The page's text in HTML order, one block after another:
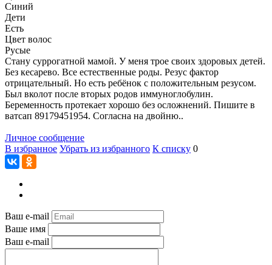
Синий
Дети
Есть
Цвет волос
Русые
Стану суррогатной мамой. У меня трое своих здоровых детей.
Без кесарево. Все естественные роды. Резус фактор
отрицательный. Но есть ребёнок с положительным резусом.
Был вколот после вторых родов иммуноглобулин.
Беременность протекает хорошо без осложнений. Пишите в
ватсап 89179451954. Согласна на двойню..
Личное сообщение
В избранное Убрать из избранного К списку 0
Ваш e-mail
Ваше имя
Ваш e-mail